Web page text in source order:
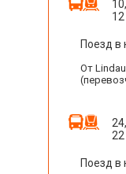
12
Поезд в
От
22
Поезд в